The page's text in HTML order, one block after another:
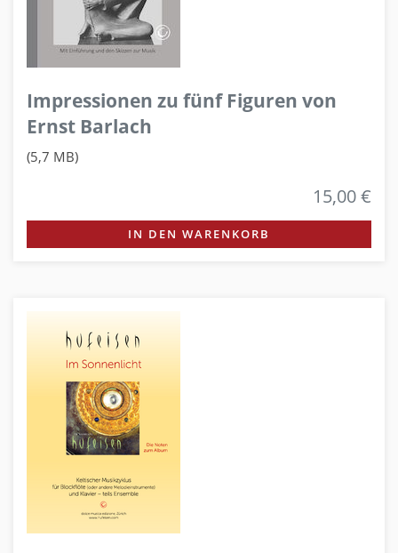
Impressionen zu fünf Figuren von
Ernst Barlach
(5,7 MB)
15,00 €
IN DEN WARENKORB